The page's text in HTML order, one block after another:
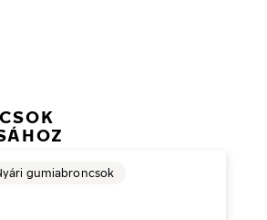
gumiabroncsok